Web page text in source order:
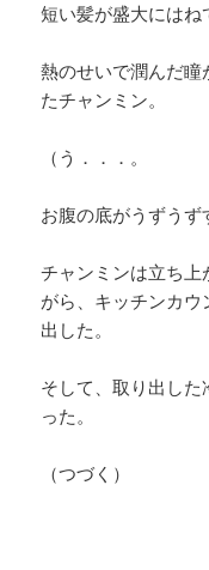
短い髪が盛大にはね
熱のせいで潤んだ瞳
たチャンミン。
（う．．．。
お腹の底がうずうず
チャンミンは立ち
がら、キッチンカウ
出した。
そして、取り出し
った。
（つづく）